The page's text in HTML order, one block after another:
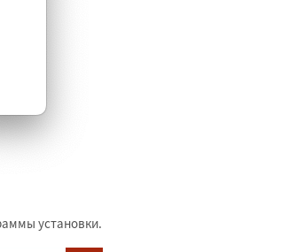
установки.